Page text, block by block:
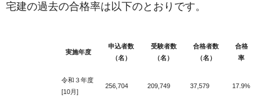
宅建の過去の合格率は以下のとおりです。
実施年度
申込者数
（名）
受験者数
（名）
合格者数
（名）
合格
率
令和３年度
[10月]
256,704 209,749 37,579 17.9%